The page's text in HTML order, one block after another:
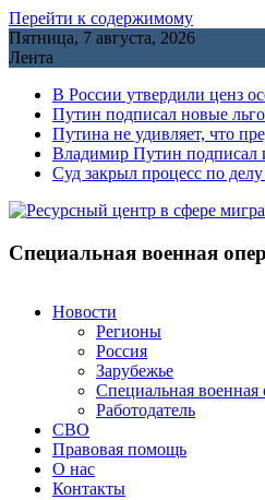
Перейти к содержимому
Пятница, 7 августа, 2026
Лента
В России утвердили ценз
Путин подписал новые
Путина не удивляет, что
Владимир Путин подписал
Cуд закрыл процесс по
Специальная военная
Новости
Регионы
Россия
Зарубежье
Специальная военная
Работодатель
СВО
Правовая помощь
О нас
Контакты